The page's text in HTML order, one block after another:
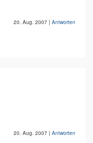
20. Aug. 2007 | Antworten
20. Aug. 2007 | Antworten